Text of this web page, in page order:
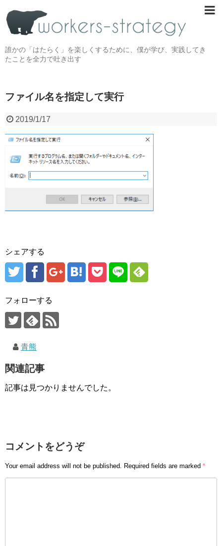
誰かの「はたらく」を楽しくするために、僕が学び、実践してき
たことを全力で吐き出す
ファイル名を指定して実行
2019/1/17
シェアする
フォローする
青熊
関連記事
記事は見つかりませんでした。
コメントをどうぞ
Your email address will not be published. Required fields are marked *